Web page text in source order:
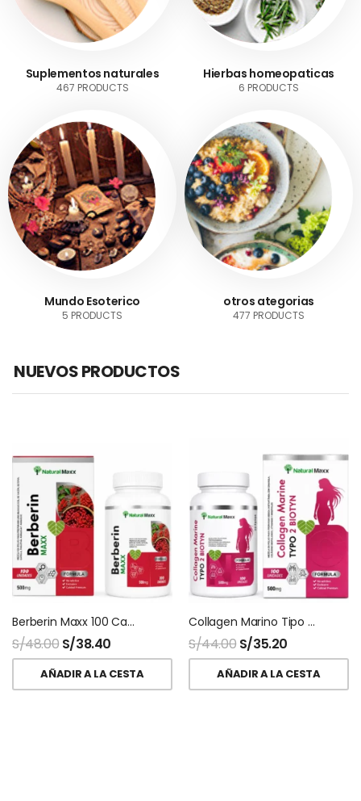
Suplementos naturales
467 PRODUCTS
Hierbas homeopaticas
6 PRODUCTS
Mundo Esoterico
5 PRODUCTS
otros ategorias
477 PRODUCTS
NUEVOS PRODUCTOS
Berberin Maxx 100 Capsulas Naturalmaxx
S/48.00 S/38.40
AÑADIR A LA CESTA
Collagen Marino Tipo 2 + Biotina 100 Capsulas Naturalmaxx
S/44.00 S/35.20
AÑADIR A LA CESTA